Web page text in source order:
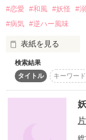
コンテスト
ャレンジ！～
500文字の不気
200文字でゾ
この2人が最
スターツ出版
「だが条件がある
俺の嫁になること」
戸惑いながらも母
あやかしの世界へ
そこで待ち受ける
私……無事、嫁入
#恋愛 #和風 #妖怪 #
#病気 #逆ハー風味
表紙を見る
「今のって妖力
もしかして雪守
「～～～～っ！！
検索結果
タイトル
キーワード